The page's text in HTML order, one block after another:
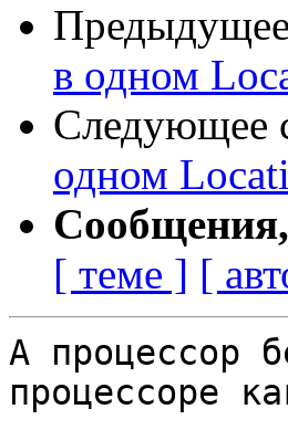
в одном
Следующее
одном
[ теме ] [
А процессор
процессоре